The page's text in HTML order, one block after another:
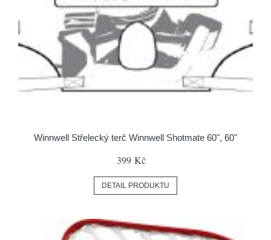
Winnwell Střelecký terč Winnwell Shotmate 60", 60"
399 Kč
DETAIL PRODUKTU